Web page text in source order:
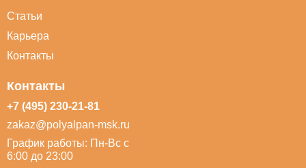
Статьи
Карьера
Контакты
Контакты
+7 (495) 230-21-81
zakaz@polyalpan-msk.ru
График работы: Пн-Вс с
6:00 до 23:00